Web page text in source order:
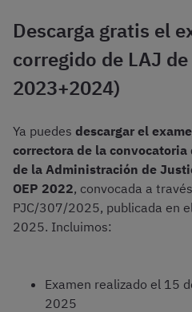
Descarga gratis el
corregido de LAJ
2023+2024)
Ya puedes descargar el
correctora de la convocatoria
de la Administración de
OEP 2022, convocada a
PJC/307/2025, publicada en
2025. Incluimos:
Examen realizado el 15
2025